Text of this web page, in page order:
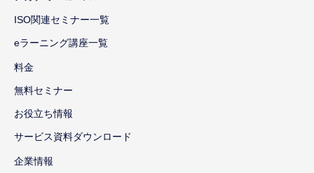
ISO関連セミナー一覧
eラーニング講座一覧
料金
無料セミナー
お役立ち情報
サービス資料ダウンロード
企業情報